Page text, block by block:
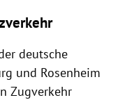
deutsche
und Rosenheim
Zugverkehr